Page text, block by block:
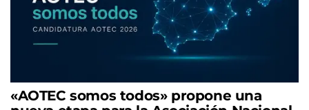
«AOTEC somos todos» propone una